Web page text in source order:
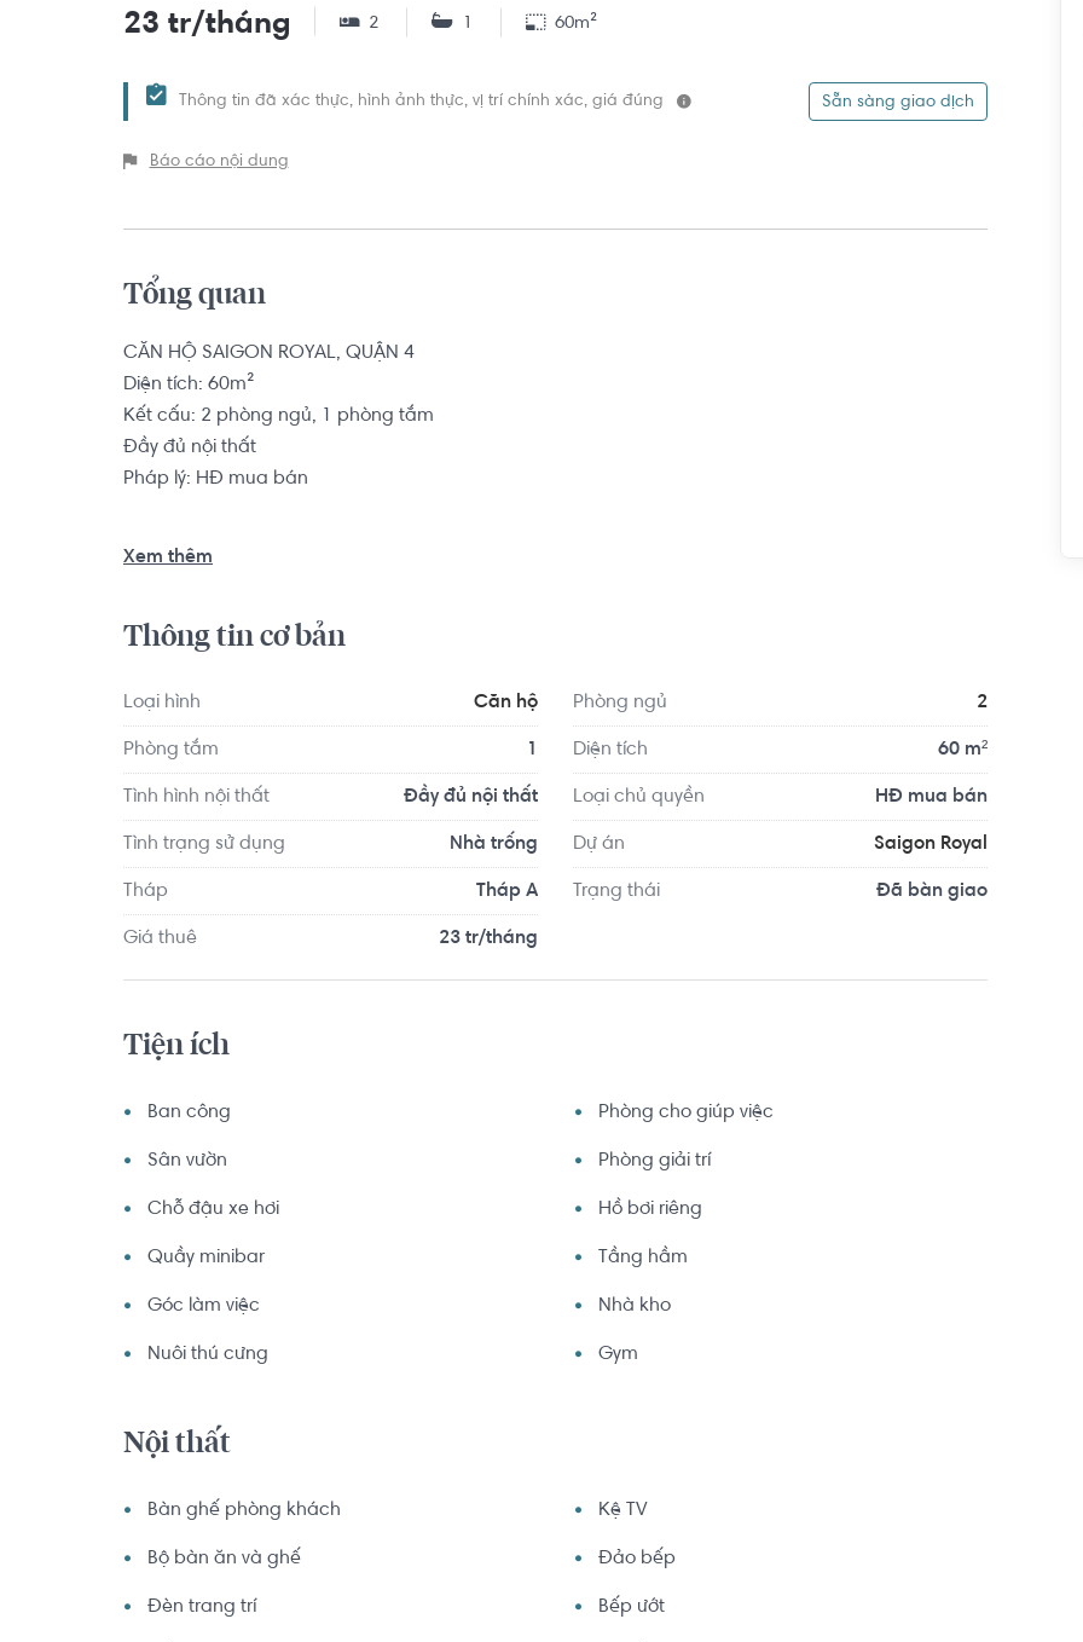
23 tr/tháng 2 1 60m²
Thông tin đã xác thực, hình ảnh thực, vị trí chính xác, giá đúng Sẵn sàng giao dịch
Báo cáo nội dung
Tổng quan
CĂN HỘ SAIGON ROYAL, QUẬN 4
Diện tích: 60m²
Kết cấu: 2 phòng ngủ, 1 phòng tắm
Đầy đủ nội thất
Pháp lý: HĐ mua bán
Xem thêm
Thông tin cơ bản
Loại hình Căn hộ Phòng ngủ 2
Phòng tắm 1 Diện tích 60 m²
Tình hình nội thất Đầy đủ nội thất Loại chủ quyền HĐ mua bán
Tình trạng sử dụng Nhà trống Dự án Saigon Royal
Tháp Tháp A Trạng thái Đã bàn giao
Giá thuê 23 tr/tháng
Tiện ích
Ban công Phòng cho giúp việc
Sân vườn Phòng giải trí
Chỗ đậu xe hơi Hồ bơi riêng
Quầy minibar Tầng hầm
Góc làm việc Nhà kho
Nuôi thú cưng Gym
Nội thất
Bàn ghế phòng khách Kệ TV
Bộ bàn ăn và ghế Đảo bếp
Đèn trang trí Bếp ướt